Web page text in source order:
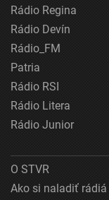
Rádio Regina
Rádio Devín
Rádio_FM
Patria
Rádio RSI
Rádio Litera
Rádio Junior
O STVR
Ako si naladiť rádiá